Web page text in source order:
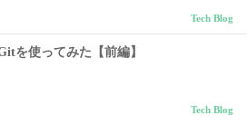
Tech Blog
を使ってみた【前編】
Tech Blog